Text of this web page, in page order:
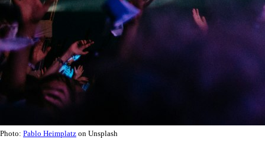
Photo: Pablo Heimplatz on Unsplash